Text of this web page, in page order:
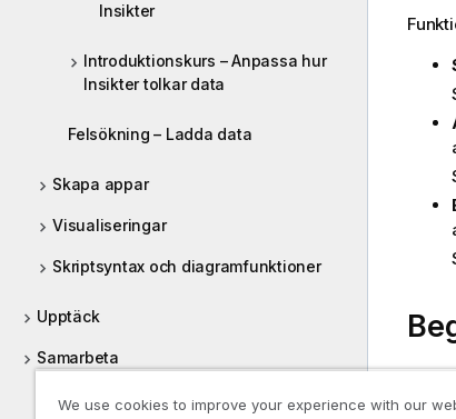
Insikter
Introduktionskurs – Anpassa hur
Insikter tolkar data
Felsökning – Ladda data
Skapa appar
Visualiseringar
Skriptsyntax och diagramfunktioner
Upptäck
Samarbeta
Hjälp för utvecklare
We use cookies to improve your experience with our